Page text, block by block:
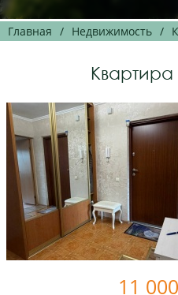
Главная / Недвижимость /
11